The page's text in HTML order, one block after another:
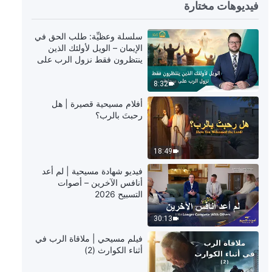
10:26
كلمات الله اليومية: معرفة عمل الله |
اقتباس 181
5:05
كلمات الله اليومية: معرفة عمل الله |
اقتباس 182
8:12
كلمات الله اليومية: معرفة عمل الله |
اقتباس 183
12:35
كلمات الله اليومية: معرفة عمل الله |
اقتباس 184
فيديوهات مختارة
8:32
سلسلة وعظيِّة: طلب الحق في
الإيمان – الويل لأولئك الذين
ينتظرون فقط نزول الرب على
18:49
أفلام مسيحية قصيرة | هل
رحبتَ بالرب؟
30:13
فيديو شهادة مسيحية | لم أعد
أنافس الآخرين – أصوات
التسبيح 2026
فيلم مسيحي | ملاقاة الرب في
أثناء الكوارث (2)